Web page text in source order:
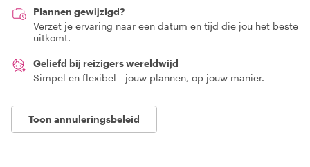
Plannen gewijzigd?
Verzet je ervaring naar een datum en tijd die jou het beste
uitkomt.
Geliefd bij reizigers wereldwijd
Simpel en flexibel - jouw plannen, op jouw manier.
Toon annuleringsbeleid